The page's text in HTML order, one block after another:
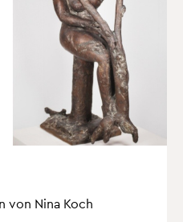
von Nina Koch